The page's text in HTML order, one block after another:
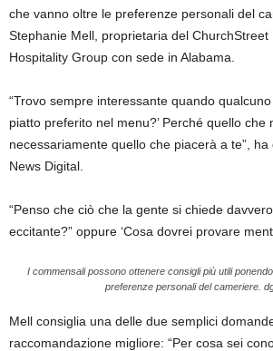
che vanno oltre le preferenze personali del
Stephanie Mell, proprietaria del
Hospitality Group con sede in Alabama.
“Trovo sempre interessante quando
piatto preferito nel menu?’ Perché quello che
necessariamente quello che piacerà a te”,
News Digital.
“Penso che ciò che la gente si chiede
eccitante?” oppure ‘Cosa dovrei provare
I commensali possono ottenere consigli più utili
preferenze personali del cameriere.
Mell consiglia una delle due semplici
raccomandazione migliore: “Per cosa sei